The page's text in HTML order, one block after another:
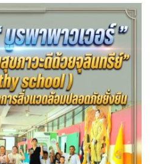
ประเทศ
สิง
หา
วัน
รพี“
อุดมคติ
นัก
กฎหมาย
ภาย
ใต้
วิกฤติ